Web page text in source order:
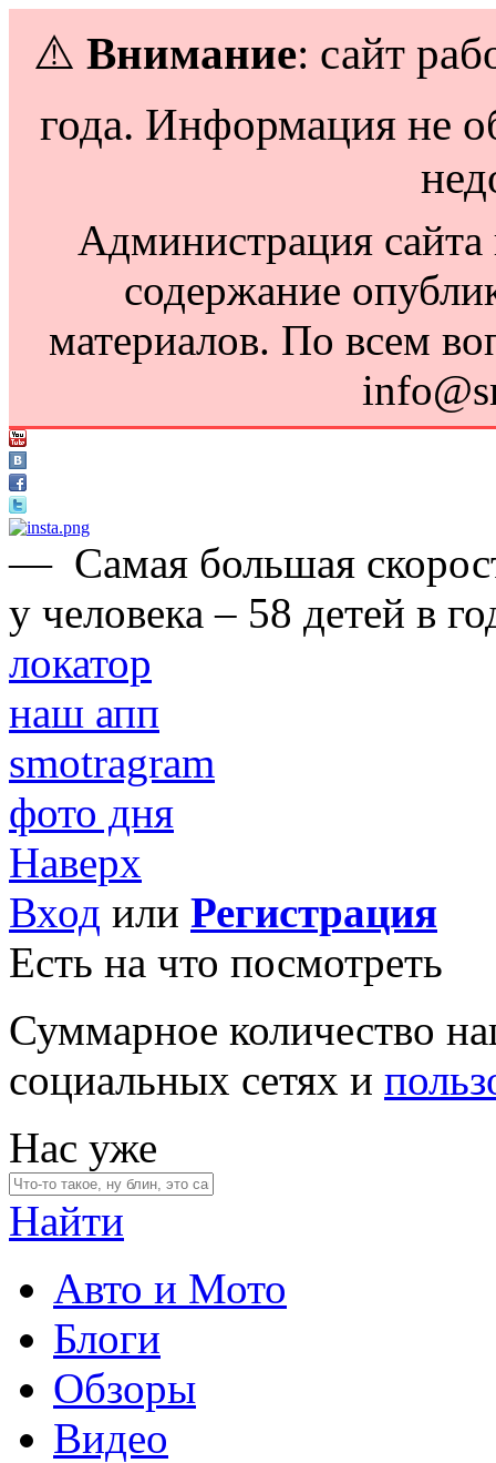
⚠️ Внимание: сайт
года. Информация не
Администрация сайта
содержание
материалов. По всем
— Самая большая
у человека – 58 детей в
локатор
наш апп
smotragram
фото дня
Наверх
Вход или Регистрация
Есть на что посмотреть
Суммарное количество
социальных сетях и
Нас уже
Найти
Авто и Мото
Блоги
Обзоры
Видео